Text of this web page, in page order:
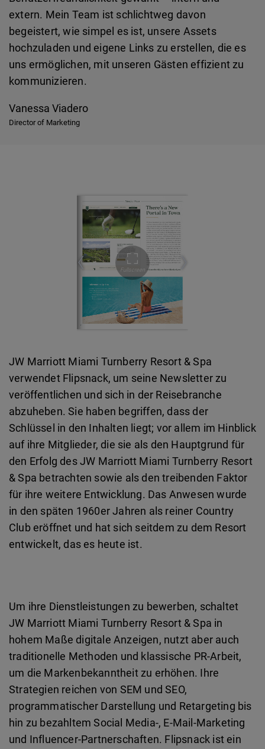
extern. Mein Team ist schlichtweg davon
begeistert, wie simpel es ist, unsere Assets
hochzuladen und eigene Links zu erstellen, die es
uns ermöglichen, mit unseren Gästen effizient zu
kommunizieren.
Vanessa Viadero
Director of Marketing
JW Marriott Miami Turnberry Resort & Spa
verwendet Flipsnack, um seine Newsletter zu
veröffentlichen und sich in der Reisebranche
abzuheben. Sie haben begriffen, dass der
Schlüssel in den Inhalten liegt; vor allem im Hinblick
auf ihre Mitglieder, die sie als den Hauptgrund für
den Erfolg des JW Marriott Miami Turnberry Resort
& Spa betrachten sowie als den treibenden Faktor
für ihre weitere Entwicklung. Das Anwesen wurde
in den späten 1960er Jahren als reiner Country
Club eröffnet und hat sich seitdem zu dem Resort
entwickelt, das es heute ist.
Um ihre Dienstleistungen zu bewerben, schaltet
JW Marriott Miami Turnberry Resort & Spa in
hohem Maße digitale Anzeigen, nutzt aber auch
traditionelle Methoden und klassische PR-Arbeit,
um die Markenbekanntheit zu erhöhen. Ihre
Strategien reichen von SEM und SEO,
programmatischer Darstellung und Retargeting bis
hin zu bezahltem Social Media-, E-Mail-Marketing
und Influencer-Partnerschaften. Flipsnack ist ein